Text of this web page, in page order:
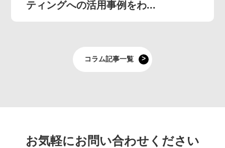
ティングへの活用事例をわ...
コラム記事一覧
お気軽にお問い合わせください